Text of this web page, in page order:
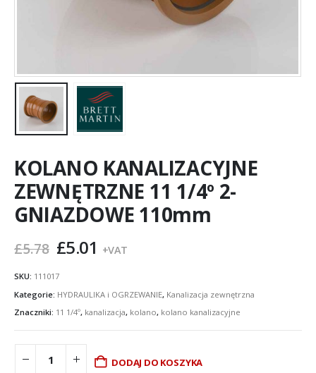
KOLANO KANALIZACYJNE
ZEWNĘTRZNE 11 1/4º 2-
GNIAZDOWE 110mm
£5.78 Pierwotna
wynosiła:
£5.78.
£5.01 Aktualna
£5.01.
+VAT
SKU: 111017
Kategorie: HYDRAULIKA i OGRZEWANIE, Kanalizacja zewnętrzna
Znaczniki: 11 1/4º, kanalizacja, kolano, kolano kanalizacyjne
DODAJ DO KOSZYKA